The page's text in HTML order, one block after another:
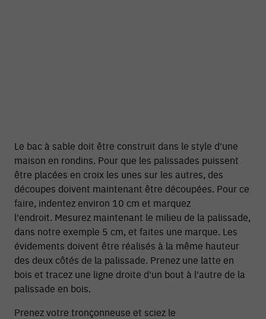
Le bac à sable doit être construit dans le style d'une
maison en rondins. Pour que les palissades puissent
être placées en croix les unes sur les autres, des
découpes doivent maintenant être découpées. Pour ce
faire, indentez environ 10 cm et marquez
l'endroit. Mesurez maintenant le milieu de la palissade,
dans notre exemple 5 cm, et faites une marque. Les
évidements doivent être réalisés à la même hauteur
des deux côtés de la palissade. Prenez une latte en
bois et tracez une ligne droite d'un bout à l'autre de la
palissade en bois.
Prenez votre tronçonneuse et sciez le